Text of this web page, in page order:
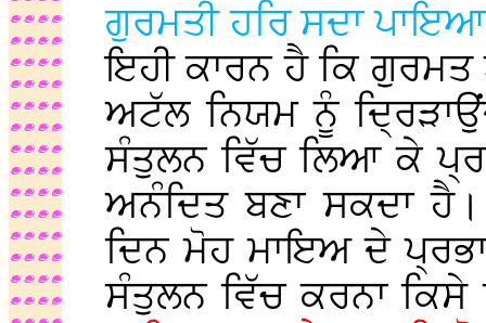
ਗੁਰਮਤੀ ਹਰਿ ਸਦਾ
ਇਹੀ ਕਾਰਨ ਹੈ ਕਿ
ਅਟੱਲ ਨਿਯਮ ਨੂੰ
ਸੰਤੁਲਨ ਵਿੱਚ ਲਿਆ ਕੇ
ਅਨੰਦਿਤ ਬਣਾ ਸਕਦਾ ਹੈ।
ਦਿਨ ਮੋਹ ਮਾਇਅ ਦੇ
ਸੰਤੁਲਨ ਵਿੱਚ ਕਰਨਾ